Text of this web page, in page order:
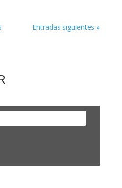
Entradas siguientes »